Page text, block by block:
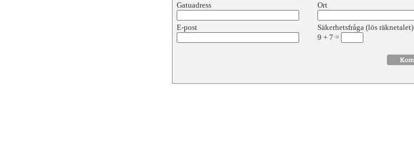
Gatuadress Ort
E-post
Säkerhetsfråga (lös räknetalet)
9 + 7 =